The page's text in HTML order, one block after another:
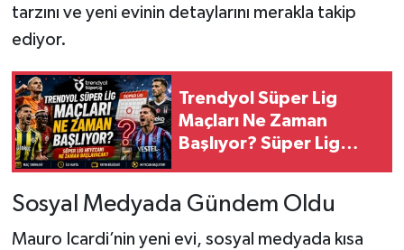
tarzını ve yeni evinin detaylarını merakla takip
ediyor.
Trendyol Süper Lig
Maçları Ne Zaman
Başlıyor? Süper Lig
Sosyal Medyada Gündem Oldu
Mauro Icardi’nin yeni evi, sosyal medyada kısa